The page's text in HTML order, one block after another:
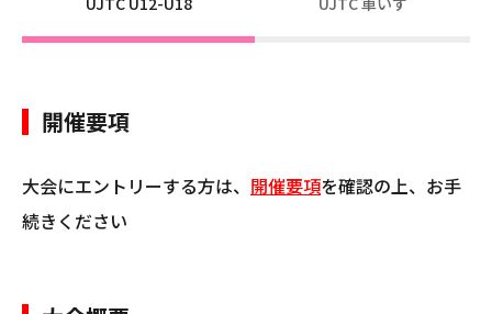
開催要項
大会にエントリーする方は、 開催要項を確認の上、お手
続きください